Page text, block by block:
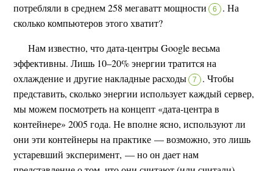
потребляли в среднем 258 мегаватт мощности
6 . На
сколько компьютеров этого хватит?
Нам известно, что дата-центры Google весьма
эффективны. Лишь 10–20% энергии тратится на
охлаждение и другие накладные расходы
7 . Чтобы
представить, сколько энергии использует каждый сервер,
мы можем посмотреть на концепт «дата-центра в
контейнере» 2005 года. Не вполне ясно, используют ли
они эти контейнеры на практике — возможно, это лишь
устаревший эксперимент, — но он дает нам